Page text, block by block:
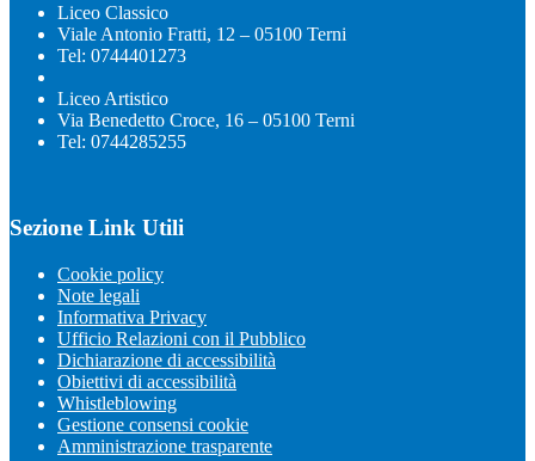
Liceo Classico
Viale Antonio Fratti, 12 – 05100 Terni
Tel: 0744401273
Liceo Artistico
Via Benedetto Croce, 16 – 05100 Terni
Tel: 0744285255
Sezione Link Utili
Cookie policy
Note legali
Informativa Privacy
Ufficio Relazioni con il Pubblico
Dichiarazione di accessibilità
Obiettivi di accessibilità
Whistleblowing
Gestione consensi cookie
Amministrazione trasparente